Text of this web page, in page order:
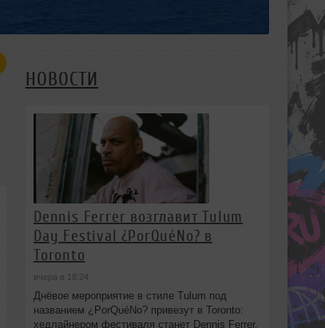
НОВОСТИ
Dennis Ferrer возглавит Tulum
Day Festival ¿PorQuéNo? в
Toronto
вчера в 18:24
Днёвое мероприятие в стиле Tulum под
названием ¿PorQuéNo? привезут в Toronto:
хедлайнером фестиваля станет Dennis Ferrer.